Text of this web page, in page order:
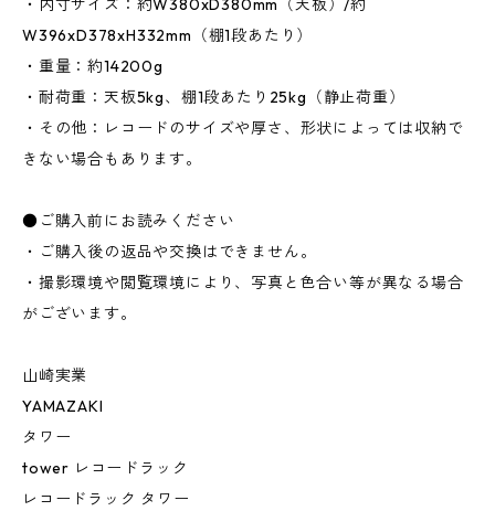
・内寸サイズ：約W380xD380mm（天板）/約
W396xD378xH332mm（棚1段あたり）
・重量：約14200g
・耐荷重：天板5kg、棚1段あたり25kg（静止荷重）
・その他：レコードのサイズや厚さ、形状によっては収納で
きない場合もあります。
●ご購入前にお読みください
・ご購入後の返品や交換はできません。
・撮影環境や閲覧環境により、写真と色合い等が異なる場合
がございます。
山崎実業
YAMAZAKI
タワー
tower レコードラック
レコードラック タワー